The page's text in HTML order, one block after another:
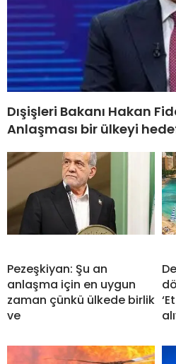
Dışişleri Bakanı Hakan
Anlaşması bir ülkeyi
Pezeşkiyan: Şu an
anlaşma için en uygun
zaman çünkü ülkede birlik
ve